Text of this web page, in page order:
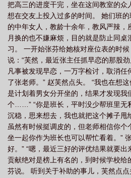
把高三的进度干完，坐在这间教室的众
想在交友上投入过多的时间。 她们班
的中年女人，教龄十余年，教风严辣，
月换的也不嫌麻烦，目的就是防止同
习。 一开始张芬给她核对座位表的时
说：“芙然，最近张主任抓早恋的那股
凡事被发现早恋，一万字检讨，取消任
了张老师。” 赵芙然点头。 “我也在想
是计划着男女分开坐的，结果才发现我
个……” “你是班长，平时没少帮班里无
沉稳，思来想去，我也就把这个摊子
虽然有时候挺调皮的，但老师相信你个
坐一起你作为班长也可以帮忙看着。”
好。” “嗯，最近三好的评优结果就要
贡献绝对是榜上有名的，到时候学校给
芬说。 听到关于补助的事儿，芙然点点